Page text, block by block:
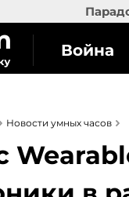
Война
Новости умных часов